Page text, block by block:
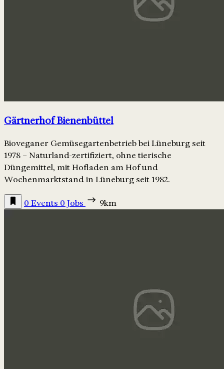
Gärtnerhof Bienenbüttel
Bioveganer Gemüsegartenbetrieb bei Lüneburg seit
1978 – Naturland-zertifiziert, ohne tierische
Düngemittel, mit Hofladen am Hof und
Wochenmarktstand in Lüneburg seit 1982.
0 Events 0 Jobs 9km